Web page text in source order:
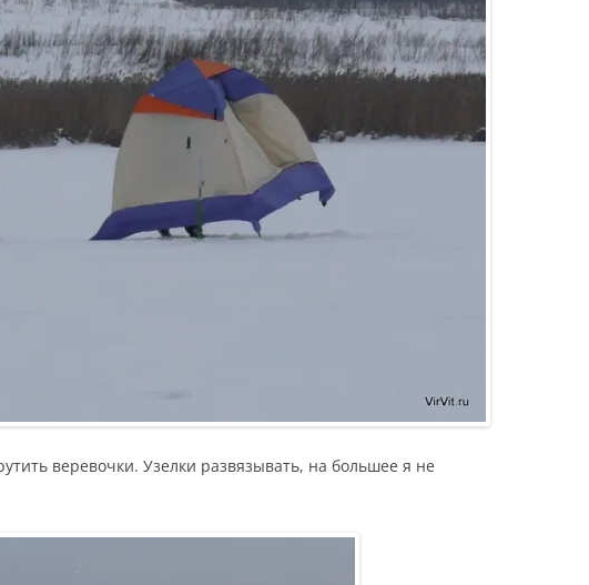
веревочки. Узелки развязывать, на большее я не